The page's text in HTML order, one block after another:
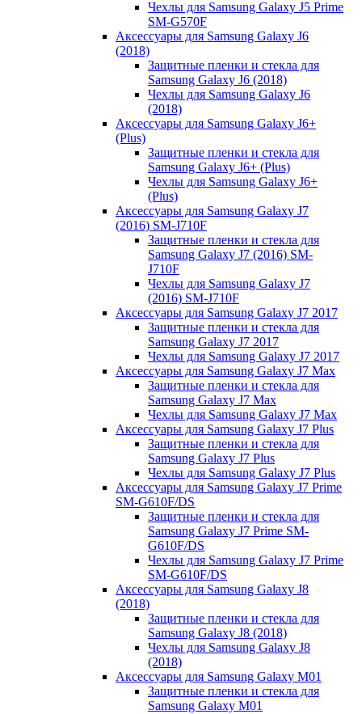
Чехлы для Samsung Galaxy J5 Prime
SM-G570F
Аксессуары для Samsung Galaxy J6
(2018)
Защитные пленки и стекла для
Samsung Galaxy J6 (2018)
Чехлы для Samsung Galaxy J6
(2018)
Аксессуары для Samsung Galaxy J6+
(Plus)
Защитные пленки и стекла для
Samsung Galaxy J6+ (Plus)
Чехлы для Samsung Galaxy J6+
(Plus)
Аксессуары для Samsung Galaxy J7
(2016) SM-J710F
Защитные пленки и стекла для
Samsung Galaxy J7 (2016) SM-
J710F
Чехлы для Samsung Galaxy J7
(2016) SM-J710F
Аксессуары для Samsung Galaxy J7 2017
Защитные пленки и стекла для
Samsung Galaxy J7 2017
Чехлы для Samsung Galaxy J7 2017
Аксессуары для Samsung Galaxy J7 Max
Защитные пленки и стекла для
Samsung Galaxy J7 Max
Чехлы для Samsung Galaxy J7 Max
Аксессуары для Samsung Galaxy J7 Plus
Защитные пленки и стекла для
Samsung Galaxy J7 Plus
Чехлы для Samsung Galaxy J7 Plus
Аксессуары для Samsung Galaxy J7 Prime
SM-G610F/DS
Защитные пленки и стекла для
Samsung Galaxy J7 Prime SM-
G610F/DS
Чехлы для Samsung Galaxy J7 Prime
SM-G610F/DS
Аксессуары для Samsung Galaxy J8
(2018)
Защитные пленки и стекла для
Samsung Galaxy J8 (2018)
Чехлы для Samsung Galaxy J8
(2018)
Аксессуары для Samsung Galaxy M01
Защитные пленки и стекла для
Samsung Galaxy M01